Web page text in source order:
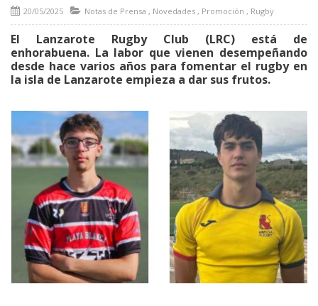
20/05/2025 Notas de Prensa , Novedades , Promoción , Rugby
El Lanzarote Rugby Club (LRC) está de
enhorabuena. La labor que vienen desempeñando
desde hace varios años para fomentar el rugby en
la isla de Lanzarote empieza a dar sus frutos.